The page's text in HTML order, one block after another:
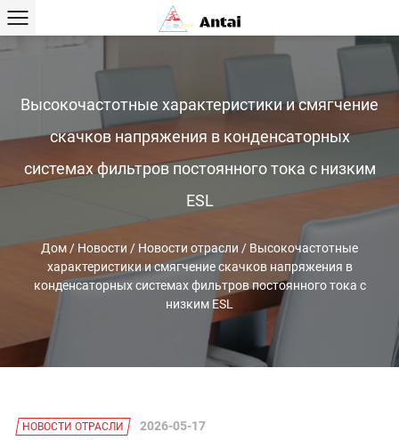
Высокочастотные характеристики и смягчение
скачков напряжения в конденсаторных
системах фильтров постоянного тока с низким
ESL
Дом / Новости / Новости отрасли / Высокочастотные
характеристики и смягчение скачков напряжения в
конденсаторных системах фильтров постоянного тока с
низким ESL
НОВОСТИ ОТРАСЛИ 2026-05-17